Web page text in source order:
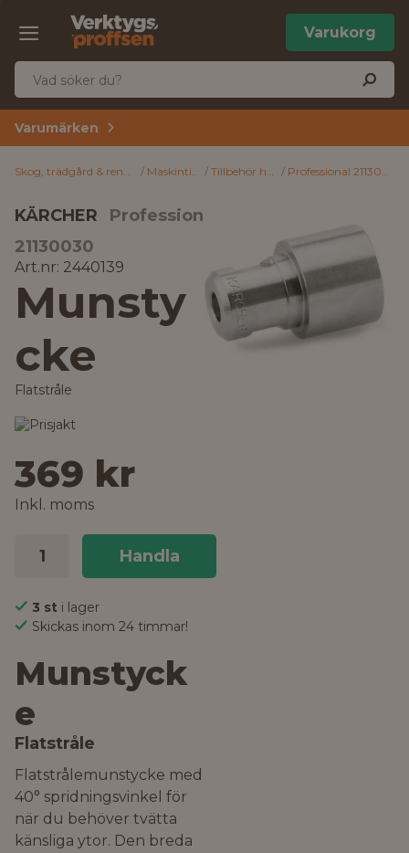
Varukorg
Varumärken
Skog, trädgård & rengöring Maskintillbehör Tillbehör högtryckstvätt Professional 21130030 Kärcher Munstycke Flatstråle
KÄRCHER
Professional
21130030
Art.nr: 2440139
Munsty
cke
Flatstråle
369 kr
Inkl. moms
Handla
3 st i lager
Skickas inom 24 timmar!
Munstyck
e
Flatstråle
Flatstrålemunstycke med
40° spridningsvinkel för
när du behöver tvätta
känsliga ytor. Den breda